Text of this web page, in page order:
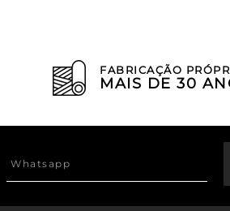
FABRICAÇÃO
MAIS DE 30